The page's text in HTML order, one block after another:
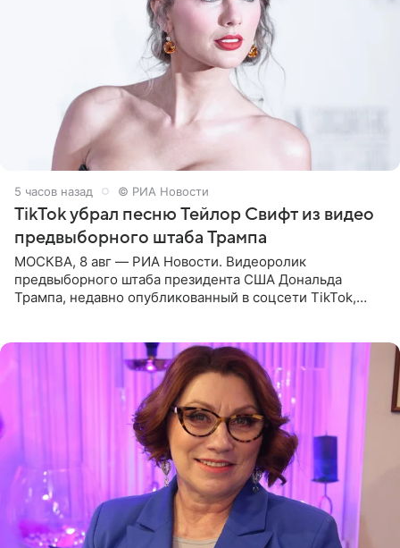
5 часов назад © РИА Новости
TikTok убрал песню Тейлор Свифт из видео
предвыборного штаба Трампа
МОСКВА, 8 авг — РИА Новости. Видеоролик
предвыборного штаба президента США Дональда
Трампа, недавно опубликованный в соцсети TikTok,